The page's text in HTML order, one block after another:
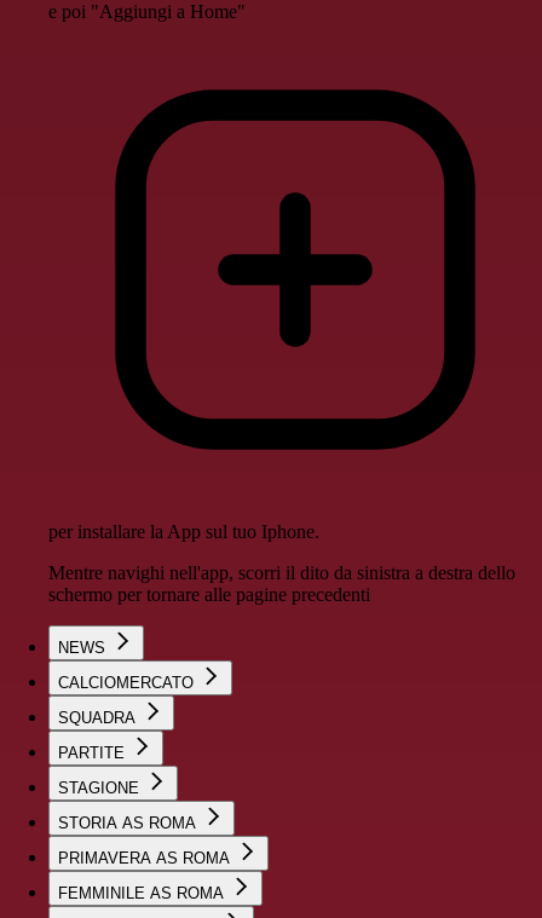
e poi "Aggiungi a Home"
per installare la App sul tuo Iphone.
Mentre navighi nell'app, scorri il dito da sinistra a destra dello
schermo per tornare alle pagine precedenti
NEWS
CALCIOMERCATO
SQUADRA
PARTITE
STAGIONE
STORIA AS ROMA
PRIMAVERA AS ROMA
FEMMINILE AS ROMA